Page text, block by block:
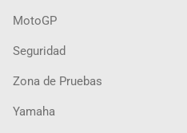
MotoGP
Seguridad
Zona de Pruebas
Yamaha